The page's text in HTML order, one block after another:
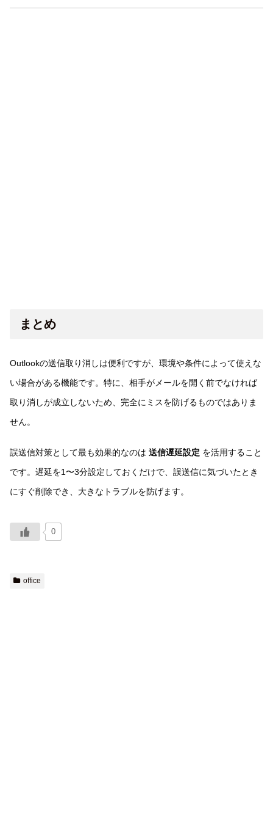
まとめ
Outlookの送信取り消しは便利ですが、環境や条件によって使えな
い場合がある機能です。特に、相手がメールを開く前でなければ
取り消しが成立しないため、完全にミスを防げるものではありま
せん。
誤送信対策として最も効果的なのは 送信遅延設定 を活用すること
です。遅延を1〜3分設定しておくだけで、誤送信に気づいたとき
にすぐ削除でき、大きなトラブルを防げます。
0
office